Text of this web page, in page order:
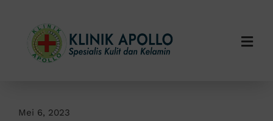
content
Mei 6, 2023